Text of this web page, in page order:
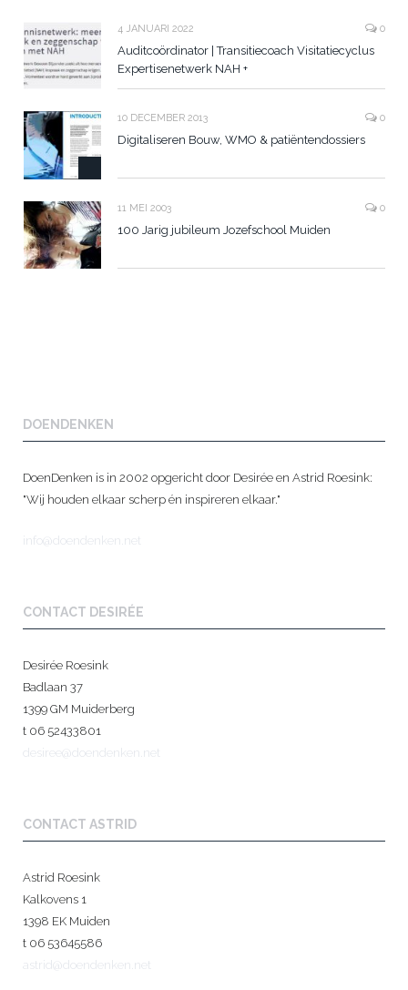
4 JANUARI 2022 0
Auditcoördinator | Transitiecoach Visitatiecyclus
Expertisenetwerk NAH +
10 DECEMBER 2013 0
Digitaliseren Bouw, WMO & patiëntendossiers
11 MEI 2003 0
100 Jarig jubileum Jozefschool Muiden
DOENDENKEN
DoenDenken is in 2002 opgericht door Desirée en Astrid Roesink:
"Wij houden elkaar scherp én inspireren elkaar."
info@doendenken.net
CONTACT DESIRÉE
Desirée Roesink
Badlaan 37
1399 GM Muiderberg
t 06 52433801
desiree@doendenken.net
CONTACT ASTRID
Astrid Roesink
Kalkovens 1
1398 EK Muiden
t 06 53645586
astrid@doendenken.net